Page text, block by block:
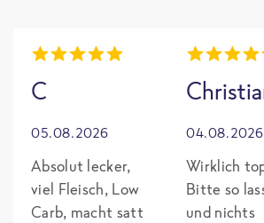
C
05.08.2026
Absolut lecker,
viel Fleisch, Low
Carb, macht satt
04.08.2026
Wirklich
Bitte so
und nichts